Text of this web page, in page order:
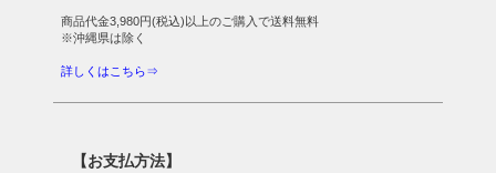
商品代金3,980円(税込)以上のご購入で送料無料
※沖縄県は除く
詳しくはこちら⇒
【お支払方法】